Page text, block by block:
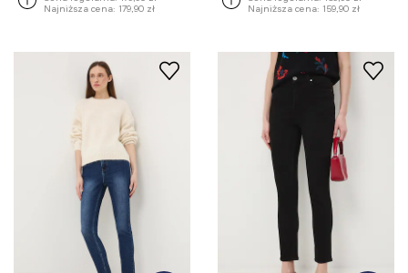
Najniższa cena: 179,90 zł
Najniższa cena: 159,90 zł